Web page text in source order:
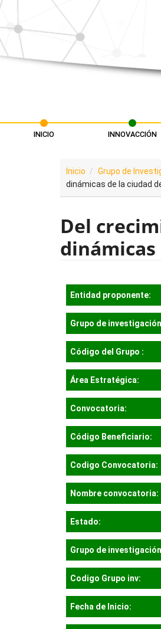
Pasar al contenido principal
INICIO INNOVACCIÓN
Inicio Grupo de
dinámicas de la ciudad
Del
dinámicas
Entidad proponente:
Grupo de
Código del Grupo :
Área Estratégica:
Convocatoria:
Código Beneficiario:
Codigo Convocatoria:
Nombre convocatoria:
Estado:
Grupo de
Codigo Grupo inv:
Fecha de Inicio: